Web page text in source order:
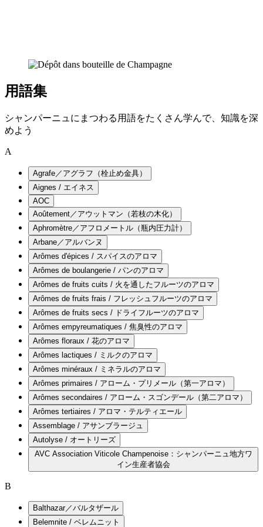
用語集
シャンパーニュにまつわる用語をたくさん学んで、知識を深
めよう
A
Agrafe／アグラフ（栓止め金具）
Aignes / エイネス
AOC
Aoûtement／アウットマン（若枝の木化）
Aphromètre／アフロメートル（瓶内圧力計）
Arbane／アルバンヌ
Arômes d'épices / スパイスのアロマ
Arômes de boulangerie / パンのアロマ
Arômes de fruits cuits / 火を通したフルーツのアロマ
Arômes de fruits frais / フレッシュフルーツのアロマ
Arômes de fruits secs / ドライフルーツのアロマ
Arômes empyreumatiques / 焦臭性のアロマ
Arômes floraux / 花のアロマ
Arômes lactiques / ミルクのアロマ
Arômes minéraux / ミネラルのアロマ
Arômes primaires / アローム・プリメール（第一アロマ）
Arômes secondaires / アローム・スゴンデール（第二アロマ）
Arômes tertiaires / アロマ・テルティエール
Assemblage / アサンブラージュ
Autolyse / オートリーズ
AVC Association Viticole Champenoise：シャンパーニュ地方ワ
イン生産者協会
B
Balthazar／バルタザール
Belemnite / ベレムニット